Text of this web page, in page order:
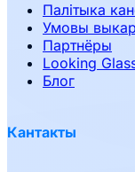
Палітыка
Умовы
Партнёры
Looking
Блог
Кантакты